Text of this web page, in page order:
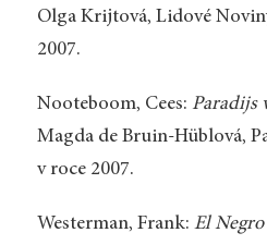
Olga Krijtová, Lidové
2007.
Nooteboom, Cees: Paradijs
Magda de Bruin-Hüblová,
v roce 2007.
Westerman, Frank: El